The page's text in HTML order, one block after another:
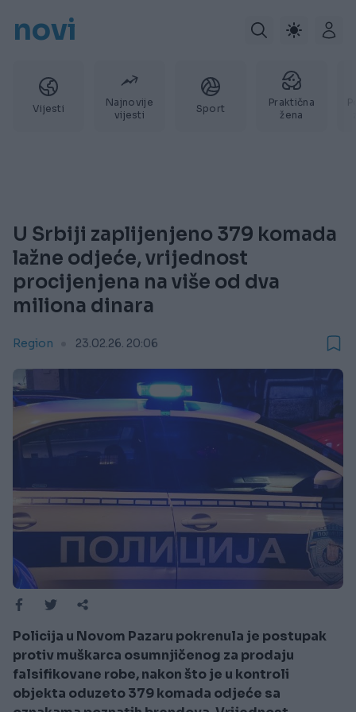
novi
Vijesti
Najnovije
vijesti
Sport
Praktična
žena
U Srbiji zaplijenjeno 379 komada
lažne odjeće, vrijednost
procijenjena na više od dva
miliona dinara
Region 23.02.26. 20:06
Policija u Novom Pazaru pokrenula je postupak
protiv muškarca osumnjičenog za prodaju
falsifikovane robe, nakon što je u kontroli
objekta oduzeto 379 komada odjeće sa